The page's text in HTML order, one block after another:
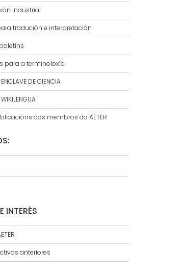
industrial
tradución e interpretación
para a terminoloxía
DE CIENCIA
dos membros da AETER
INTERÉS
anteriores